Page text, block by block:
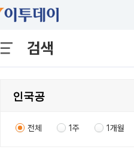
검색
전체 1주 1개월